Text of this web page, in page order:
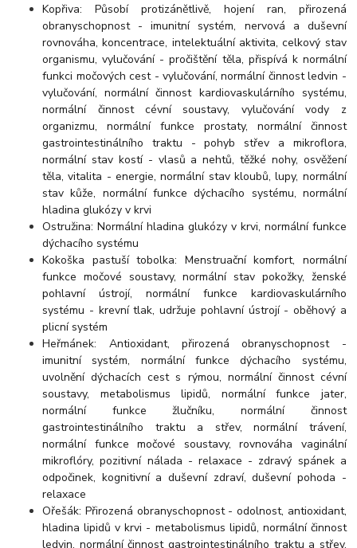
Kopřiva: Působí protizánětlivě, hojení ran, přirozená
obranyschopnost - imunitní systém, nervová a duševní
rovnováha, koncentrace, intelektuální aktivita, celkový stav
organismu, vylučování - pročištění těla, přispívá k normální
funkci močových cest - vylučování, normální činnost ledvin -
vylučování, normální činnost kardiovaskulárního systému,
normální činnost cévní soustavy, vylučování vody z
organizmu, normální funkce prostaty, normální činnost
gastrointestinálního traktu - pohyb střev a mikroflora,
normální stav kostí - vlasů a nehtů, těžké nohy, osvěžení
těla, vitalita - energie, normální stav kloubů, lupy, normální
stav kůže, normální funkce dýchacího systému, normální
hladina glukózy v krvi
Ostružina: Normální hladina glukózy v krvi, normální funkce
dýchacího systému
Kokoška pastuší tobolka: Menstruační komfort, normální
funkce močové soustavy, normální stav pokožky, ženské
pohlavní ústrojí, normální funkce kardiovaskulárního
systému - krevní tlak, udržuje pohlavní ústrojí - oběhový a
plicní systém
Heřmánek: Antioxidant, přirozená obranyschopnost -
imunitní systém, normální funkce dýchacího systému,
uvolnění dýchacích cest s rýmou, normální činnost cévní
soustavy, metabolismus lipidů, normální funkce jater,
normální funkce žlučníku, normální činnost
gastrointestinálního traktu a střev, normální trávení,
normální funkce močové soustavy, rovnováha vaginální
mikroflóry, pozitivní nálada - relaxace - zdravý spánek a
odpočinek, kognitivní a duševní zdraví, duševní pohoda -
relaxace
Ořešák: Přirozená obranyschopnost - odolnost, antioxidant,
hladina lipidů v krvi - metabolismus lipidů, normální činnost
ledvin, normální činnost gastrointestinálního traktu a střev,